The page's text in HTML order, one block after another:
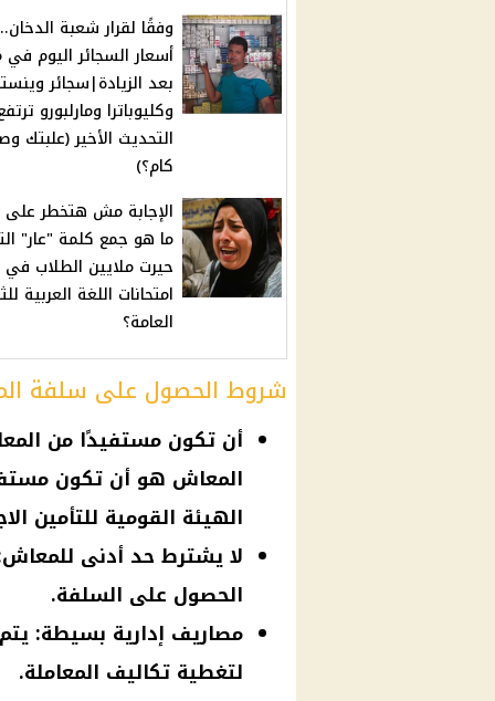
وفقًا لقرار شعبة الدخان..
أسعار السجائر اليوم
بعد الزيادة|سجائر
وكليوباترا ومارلبورو
التحديث الأخير (علبتك
كام؟)
الإجابة مش هتخطر على
ما هو جمع كلمة "عار"
حيرت ملايين الطلاب في
امتحانات اللغة العربية
العامة؟
شروط الحصول على سلفة
أن تكون مستفيدًا من
المعاش هو أن تكون
الهيئة القومية للتأمين
لا يشترط حد أدنى
الحصول على السلفة.
لتغطية تكاليف المعاملة.